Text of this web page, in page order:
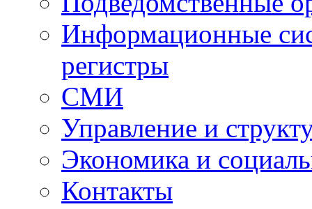
Информационные
регистры
СМИ
Управление и
Экономика и
Контакты